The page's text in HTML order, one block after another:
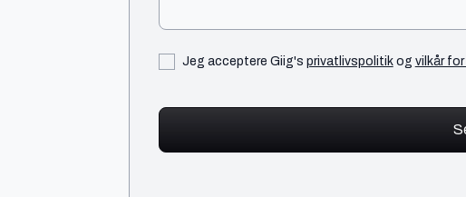
Jeg acceptere Giig'sprivatlivspolitikogvilkår